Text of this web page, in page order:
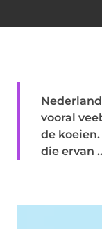
vooral
de
die ervan